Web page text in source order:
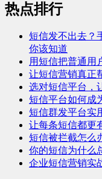
热点排行
短信发不出去？
你该知道
用短信把普通用
让短信营销真正
选对短信平台，
短信平台如何成
短信群发平台实
让每条短信都更
短信被拦截怎么
你的短信为什么
企业短信营销实